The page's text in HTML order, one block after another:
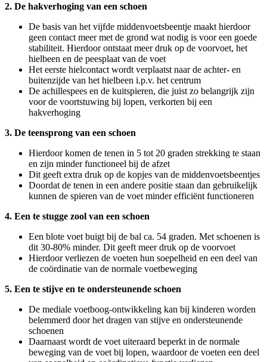
2. De hakverhoging van een schoen
De basis van het vijfde middenvoetsbeentje maakt hierdoor
geen contact meer met de grond wat nodig is voor een goede
stabiliteit. Hierdoor ontstaat meer druk op de voorvoet, het
hielbeen en de peesplaat van de voet
Het eerste hielcontact wordt verplaatst naar de achter- en
buitenzijde van het hielbeen i.p.v. het centrum
De achillespees en de kuitspieren, die juist zo belangrijk zijn
voor de voortstuwing bij lopen, verkorten bij een
hakverhoging
3. De teensprong van een schoen
Hierdoor komen de tenen in 5 tot 20 graden strekking te staan
en zijn minder functioneel bij de afzet
Dit geeft extra druk op de kopjes van de middenvoetsbeentjes
Doordat de tenen in een andere positie staan dan gebruikelijk
kunnen de spieren van de voet minder efficiënt functioneren
4. Een te stugge zool van een schoen
Een blote voet buigt bij de bal ca. 54 graden. Met schoenen is
dit 30-80% minder. Dit geeft meer druk op de voorvoet
Hierdoor verliezen de voeten hun soepelheid en een deel van
de coördinatie van de normale voetbeweging
5. Een te stijve en te ondersteunende schoen
De mediale voetboog-ontwikkeling kan bij kinderen worden
belemmerd door het dragen van stijve en ondersteunende
schoenen
Daarnaast wordt de voet uiteraard beperkt in de normale
beweging van de voet bij lopen, waardoor de voeten een deel